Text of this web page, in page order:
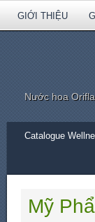
GIỚI THIỆU
Nước hoa
Catalogue
Mỹ